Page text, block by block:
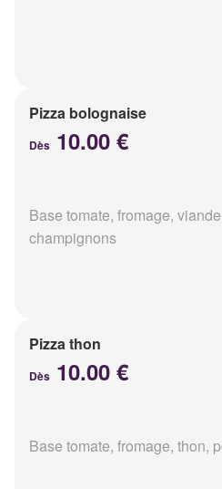
Pizza bolognaise
Dès 10.00 €
Base tomate, fromage,
champignons
Pizza thon
Dès 10.00 €
Base tomate, fromage, thon,